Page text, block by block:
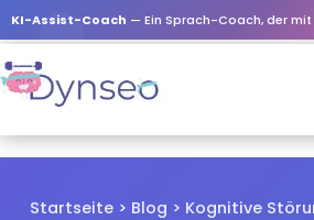
KI-Assist-Coach — Ein Sprach-Coach, der mit Ihren Lieben
Startseite > Blog > Kognitive